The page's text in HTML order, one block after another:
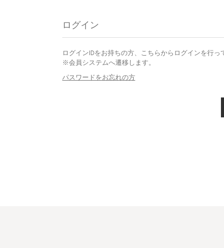
ログイン
ログインIDをお持ちの方、こちらからログインを行っ
※会員システムへ遷移します。
パスワードをお忘れの方